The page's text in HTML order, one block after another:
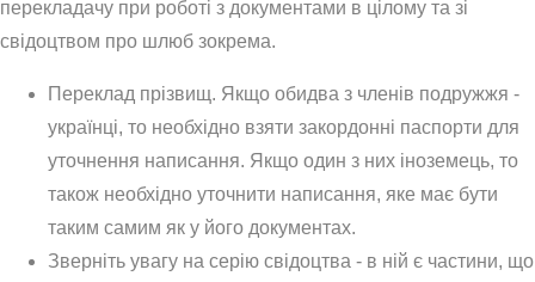
перекладачу при роботі з документами в цілому та зі
свідоцтвом про шлюб зокрема.
Переклад прізвищ. Якщо обидва з членів подружжя -
українці, то необхідно взяти закордонні паспорти для
уточнення написання. Якщо один з них іноземець, то
також необхідно уточнити написання, яке має бути
таким самим як у його документах.
Зверніть увагу на серію свідоцтва - в ній є частини, що